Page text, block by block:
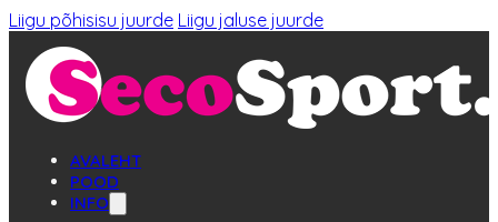
Liigu põhisisu juurde Liigu jaluse juurde
AVALEHT
POOD
INFO